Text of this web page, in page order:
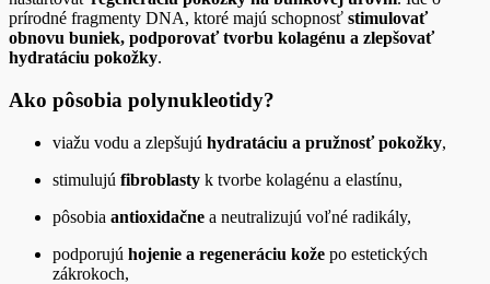
prírodné fragmenty DNA, ktoré majú schopnosť stimulovať
obnovu buniek, podporovať tvorbu kolagénu a zlepšovať
hydratáciu pokožky.
Ako pôsobia polynukleotidy?
viažu vodu a zlepšujú hydratáciu a pružnosť pokožky,
stimulujú fibroblasty k tvorbe kolagénu a elastínu,
pôsobia antioxidačne a neutralizujú voľné radikály,
podporujú hojenie a regeneráciu kože po estetických
zákrokoch,